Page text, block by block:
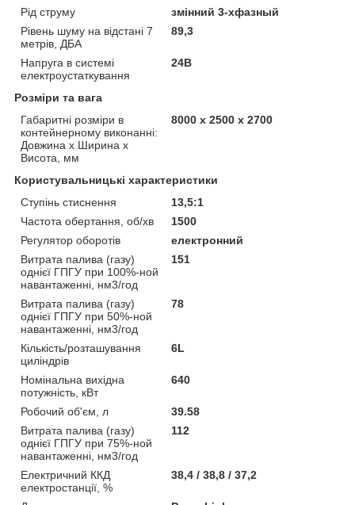
Рід струму
змінний 3-хфазный
Рівень шуму на відстані 7
метрів, ДБА
89,3
Напруга в системі
електроустаткування
24В
Розміри та вага
Габаритні розміри в
контейнерному виконанні:
Довжина х Ширина х
Висота, мм
8000 х 2500 х 2700
Користувальницькі характеристики
Ступінь стиснення
13,5:1
Частота обертання, об/хв
1500
Регулятор оборотів
електронний
Витрата палива (газу)
однієї ГПГУ при 100%-ной
навантаженні, нм3/год
151
Витрата палива (газу)
однієї ГПГУ при 50%-ной
навантаженні, нм3/год
78
Кількість/розташування
циліндрів
6L
Номінальна вихідна
потужність, кВт
640
Робочий об'єм, л
39.58
Витрата палива (газу)
однієї ГПГУ при 75%-ной
навантаженні, нм3/год
112
Електричний ККД
електростанції, %
38,4 / 38,8 / 37,2